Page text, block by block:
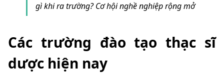
gì khi ra trường? Cơ hội nghề nghiệp rộng mở
Các trường đào tạo thạc sĩ
dược hiện nay